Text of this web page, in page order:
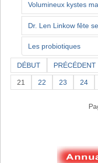
Volumineux kystes
Dr. Len Linkow fête
Les probiotiques
DÉBUT PRÉCÉDENT
21 22 23 24